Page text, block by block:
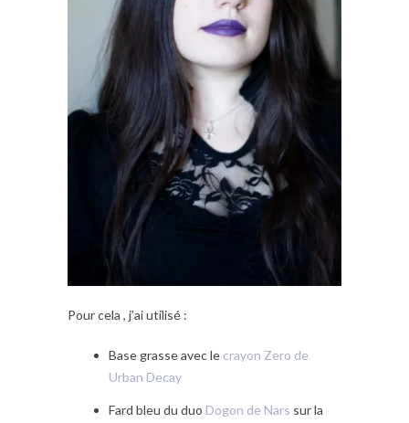
Pour cela , j’ai utilisé :
Base grasse avec le crayon Zero de
Urban Decay
Fard bleu du duo Dogon de Nars sur la